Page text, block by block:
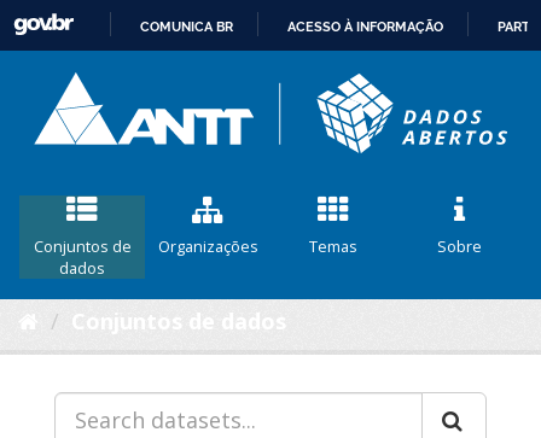
CONTEÚDO
COMUNICA BR ACESSO À INFORMAÇÃO
Conjuntos de
dados
Organizações Temas Sobre